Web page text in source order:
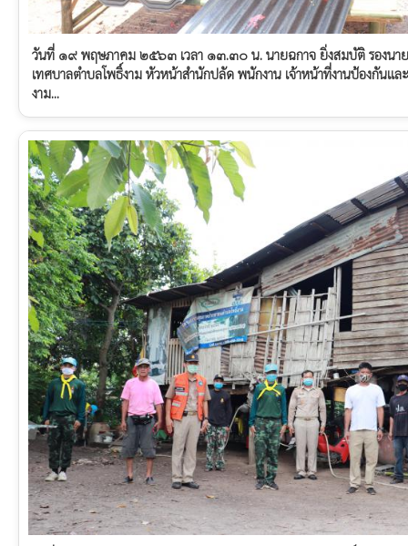
วันที่ ๑๙ พฤษภาคม ๒๕๖๓ เวลา ๑๓.๓๐ น. นายฉกาจ ยิ่งสมบัติ รองนา
เทศบาลตำบลโพธิ์งาม หัวหน้าสำนักปลัด พนักงาน เจ้าหน้าที่งานป้องกันแล
งาม...